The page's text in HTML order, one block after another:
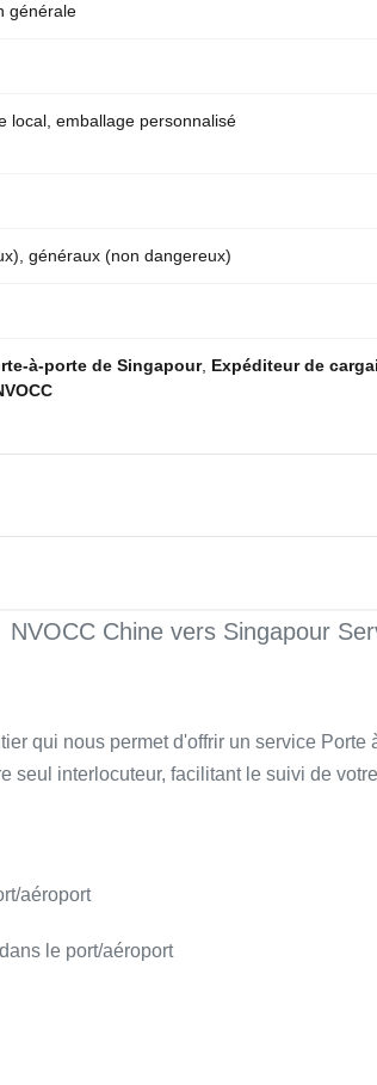
générale
local, emballage personnalisé
généraux (non dangereux)
à-porte de Singapour, Expéditeur de
NVOCC Chine vers Singapour
qui nous permet d'offrir un service
interlocuteur, facilitant le suivi de
aéroport
le port/aéroport